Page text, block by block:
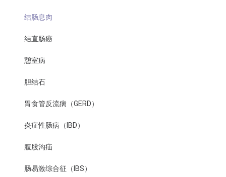
结肠息肉
结直肠癌
憩室病
胆结石
胃食管反流病（GERD）
炎症性肠病（IBD）
腹股沟疝
肠易激综合征（IBS）